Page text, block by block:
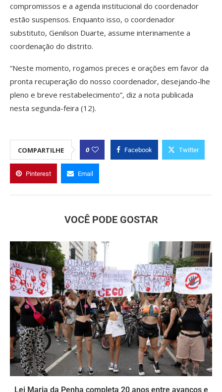
compromissos e a agenda institucional do coordenador
estão suspensos. Enquanto isso, o coordenador
substituto, Genilson Duarte, assume interinamente a
coordenação do distrito.
“Neste momento, rogamos preces e orações em favor da
pronta recuperação do nosso coordenador, desejando-lhe
pleno e breve restabelecimento”, diz a nota publicada
nesta segunda-feira (12).
COMPARTILHE 0 Facebook Twitter
Pinterest Email
VOCÊ PODE GOSTAR
Lei Maria da Penha completa 20 anos entre avanços e